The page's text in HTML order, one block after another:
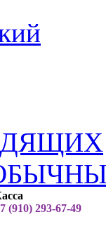
(910) 293-67-49